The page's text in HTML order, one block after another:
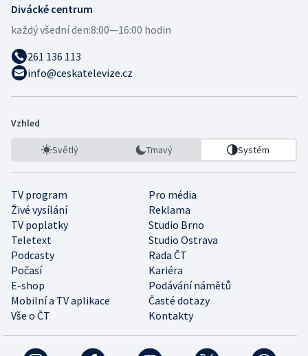
Divácké centrum
každý všední den:8:00—16:00 hodin
261 136 113
info@ceskatelevize.cz
Vzhled
Světlý Tmavý Systém
TV program
Pro média
Živé vysílání
Reklama
TV poplatky
Studio Brno
Teletext
Studio Ostrava
Podcasty
Rada ČT
Počasí
Kariéra
E-shop
Podávání námětů
Mobilní a TV aplikace
Časté dotazy
Vše o ČT
Kontakty